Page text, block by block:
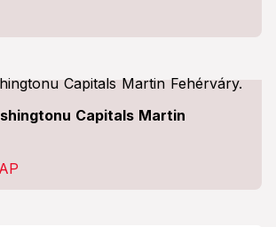
Capitals Martin